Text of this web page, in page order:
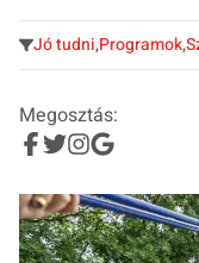
Jó tudni,Programok,
Megosztás: